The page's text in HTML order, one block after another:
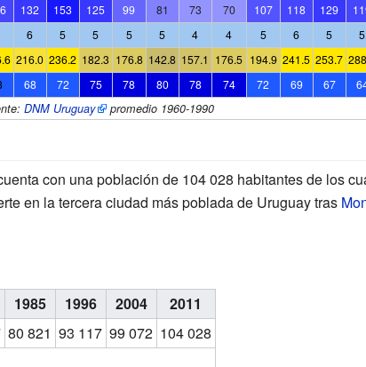
132 153 125 99 81 73 70 107 118 129
6 5 5 5 5 4 4 5 6 5 5
216.0 236.2 182.3 176.8 142.8 157.1 176.5 194.9 241.5 253.7
68 72 75 78 80 78 74 72 69 67
DNM Uruguay promedio 1960-1990
con una población de 104028 habitantes de los
en la tercera ciudad más poblada de Uruguay tras
1985 1996 2004
2011
80 821 93 117 99 072 104028